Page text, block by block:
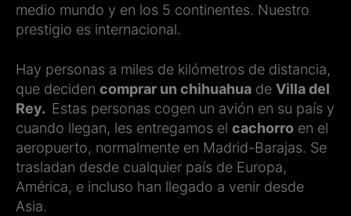
medio mundo y en los 5 continentes. Nuestro
prestigio es internacional.
Hay personas a miles de kilómetros de distancia,
que deciden comprar un chihuahua de Villa del
Rey. Estas personas cogen un avión en su país y
cuando llegan, les entregamos el cachorro en el
aeropuerto, normalmente en Madrid-Barajas. Se
trasladan desde cualquier país de Europa,
América, e incluso han llegado a venir desde
Asia.